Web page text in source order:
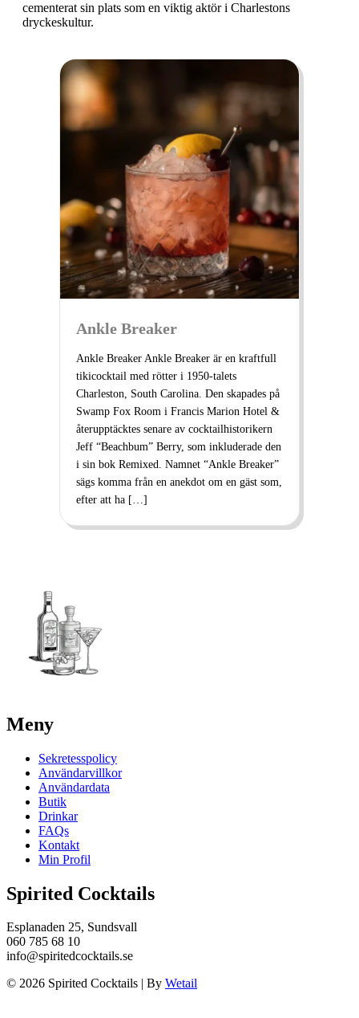
cementerat sin plats som en viktig aktör i Charlestons
dryckeskultur.
Ankle Breaker
Ankle Breaker Ankle Breaker är en kraftfull
tikicocktail med rötter i 1950-talets
Charleston, South Carolina. Den skapades på
Swamp Fox Room i Francis Marion Hotel &
återupptäcktes senare av cocktailhistorikern
Jeff “Beachbum” Berry, som inkluderade den
i sin bok Remixed. Namnet “Ankle Breaker”
sägs komma från en anekdot om en gäst som,
efter att ha […]
Meny
Sekretesspolicy
Användarvillkor
Användardata
Butik
Drinkar
FAQs
Kontakt
Min Profil
Spirited Cocktails
Esplanaden 25, Sundsvall
060 785 68 10
info@spiritedcocktails.se
© 2026 Spirited Cocktails
By Wetail